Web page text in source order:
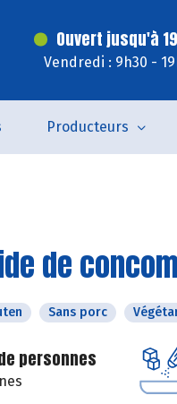
Ouvert jusqu'à
Vendredi : 9h30 -
Producteurs
de
Sans porc
personnes